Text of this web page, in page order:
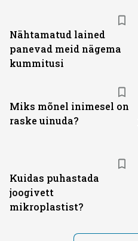
Nähtamatud lained
panevad meid nägema
kummitusi
Miks mõnel inimesel on
raske uinuda?
Kuidas puhastada
joogivett
mikroplastist?